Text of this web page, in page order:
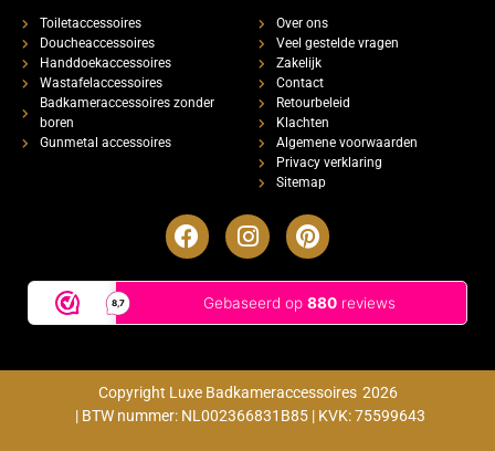
Toiletaccessoires
Doucheaccessoires
Handdoekaccessoires
Wastafelaccessoires
Badkameraccessoires zonder
boren
Gunmetal accessoires
Over ons
Veel gestelde vragen
Zakelijk
Contact
Retourbeleid
Klachten
Algemene voorwaarden
Privacy verklaring
Sitemap
Copyright Luxe Badkameraccessoires 2026
| BTW nummer: NL002366831B85 | KVK: 75599643